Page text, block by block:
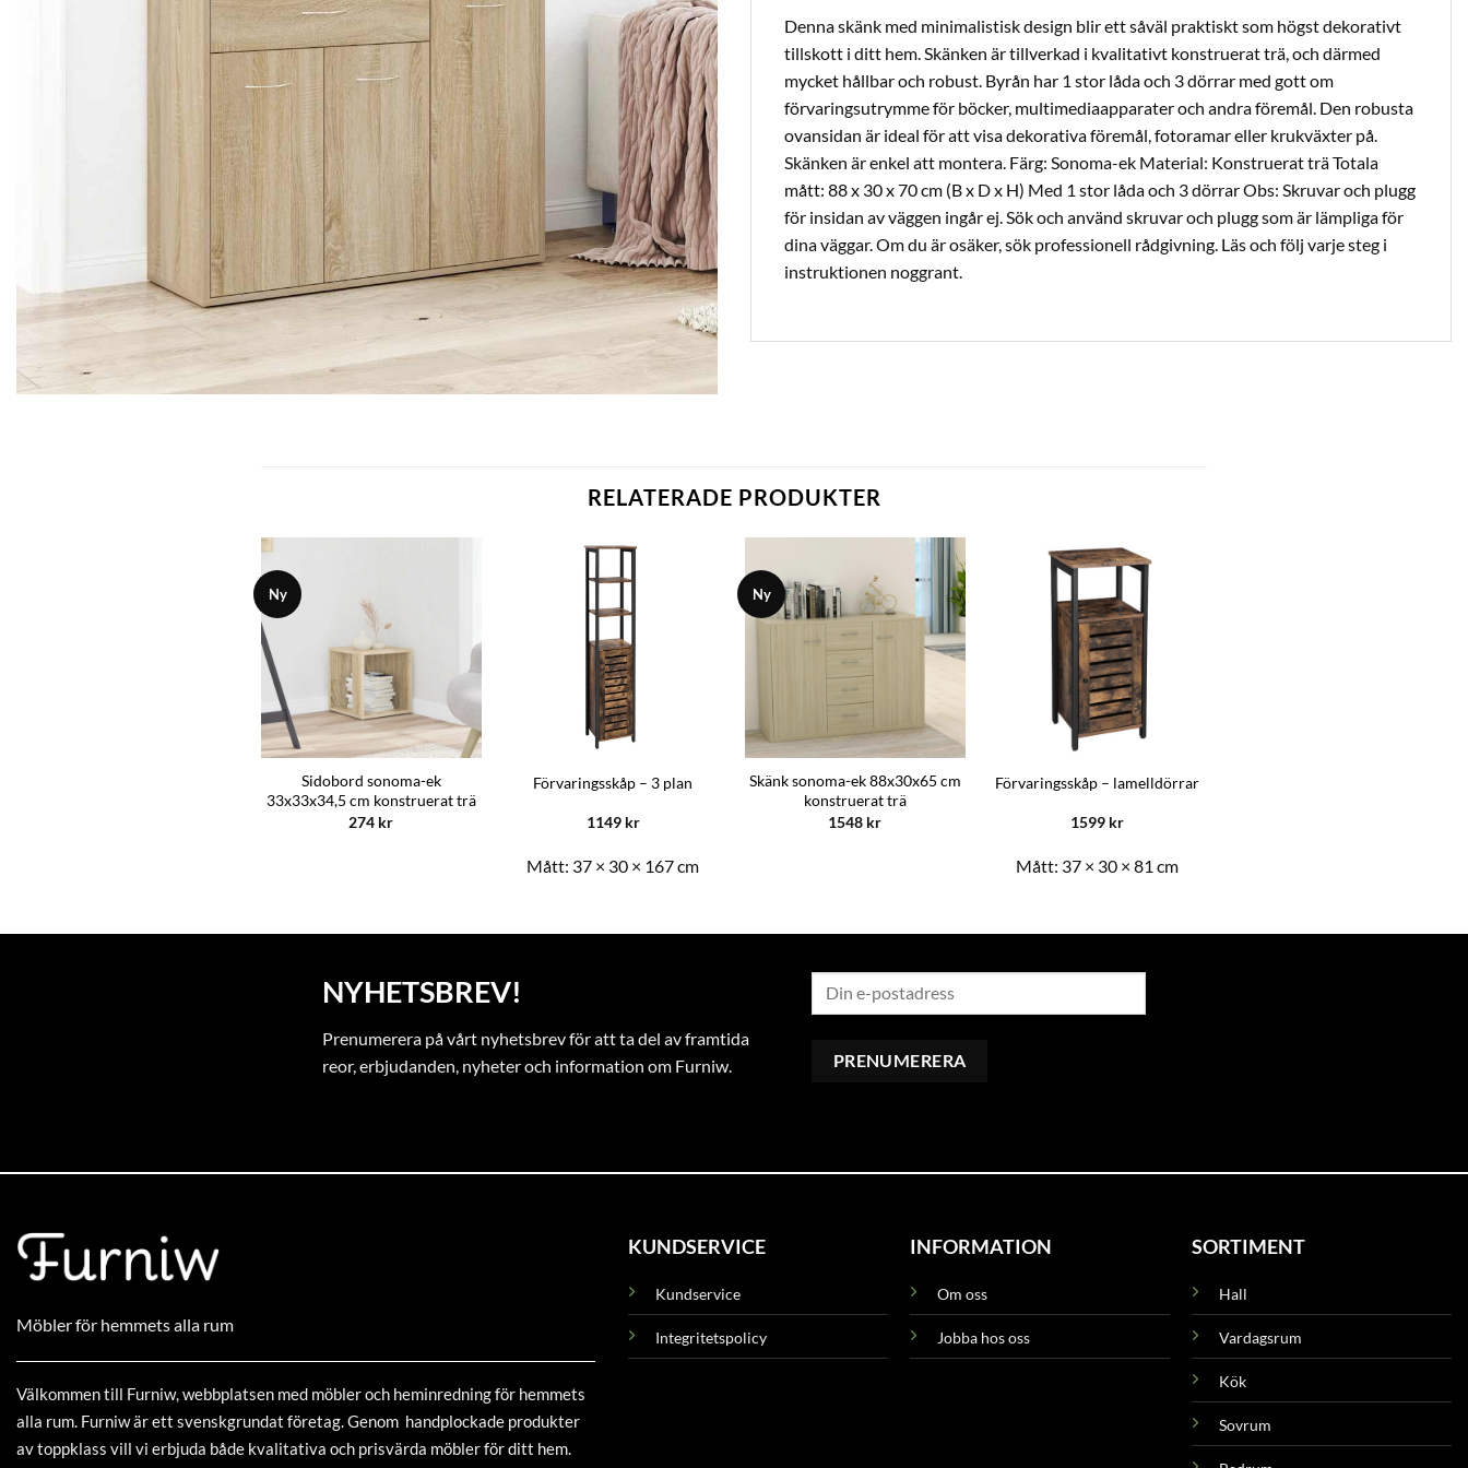
Denna skänk med minimalistisk design blir ett såväl praktiskt som högst dekorativt
tillskott i ditt hem. Skänken är tillverkad i kvalitativt konstruerat trä, och därmed
mycket hållbar och robust. Byrån har 1 stor låda och 3 dörrar med gott om
förvaringsutrymme för böcker, multimediaapparater och andra föremål. Den robusta
ovansidan är ideal för att visa dekorativa föremål, fotoramar eller krukväxter på.
Skänken är enkel att montera. Färg: Sonoma-ek Material: Konstruerat trä Totala
mått: 88 x 30 x 70 cm (B x D x H) Med 1 stor låda och 3 dörrar Obs: Skruvar och plugg
för insidan av väggen ingår ej. Sök och använd skruvar och plugg som är lämpliga för
dina väggar. Om du är osäker, sök professionell rådgivning. Läs och följ varje steg i
instruktionen noggrant.
RELATERADE PRODUKTER
Ny
Sidobord sonoma-ek
33x33x34,5 cm konstruerat trä
274 kr
Förvaringsskåp – 3 plan
1149 kr
Mått: 37 × 30 × 167 cm
Ny
Skänk sonoma-ek 88x30x65 cm
konstruerat trä
1548 kr
Förvaringsskåp – lamelldörrar
1599 kr
Mått: 37 × 30 × 81 cm
NYHETSBREV!
Prenumerera på vårt nyhetsbrev för att ta del av framtida
reor, erbjudanden, nyheter och information om Furniw.
Möbler för hemmets alla rum
Välkommen till Furniw, webbplatsen med möbler och heminredning för hemmets
alla rum. Furniw är ett svenskgrundat företag. Genom handplockade produkter
av toppklass vill vi erbjuda både kvalitativa och prisvärda möbler för ditt hem.
KUNDSERVICE
Kundservice
Integritetspolicy
INFORMATION
Om oss
Jobba hos oss
SORTIMENT
Hall
Vardagsrum
Kök
Sovrum